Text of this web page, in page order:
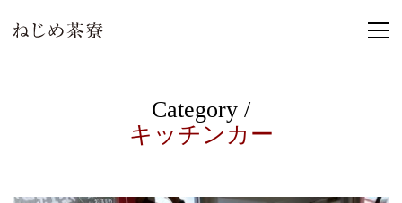
Category /
キッチンカー